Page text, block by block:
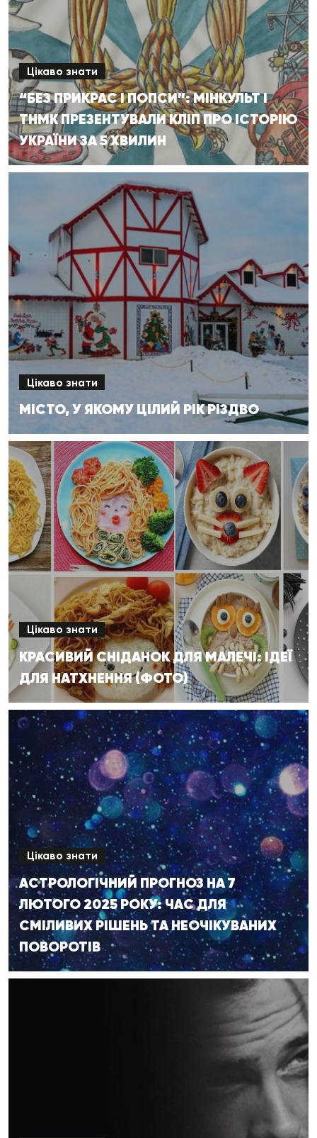
Цікаво знати
“БЕЗ ПРИКРАС І ПОПСИ”: МІНКУЛЬТ І
ТНМК ПРЕЗЕНТУВАЛИ КЛІП ПРО ІСТОРІЮ
УКРАЇНИ ЗА 5 ХВИЛИН
Цікаво знати
МІСТО, У ЯКОМУ ЦІЛИЙ РІК РІЗДВО
Цікаво знати
КРАСИВИЙ СНІДАНОК ДЛЯ МАЛЕЧІ: ІДЕЇ
ДЛЯ НАТХНЕННЯ (ФОТО)
Цікаво знати
АСТРОЛОГІЧНИЙ ПРОГНОЗ НА 7
ЛЮТОГО 2025 РОКУ: ЧАС ДЛЯ
СМІЛИВИХ РІШЕНЬ ТА НЕОЧІКУВАНИХ
ПОВОРОТІВ